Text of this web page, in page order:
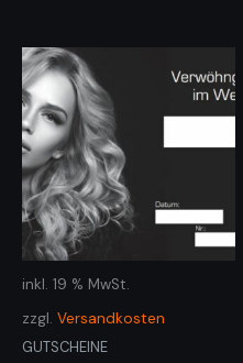
inkl. 19 % MwSt.
zzgl. Versandkosten
GUTSCHEINE